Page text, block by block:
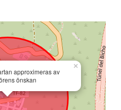
approximeras av
önskan
×